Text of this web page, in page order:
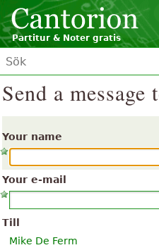
Partitur & Noter gratis
Send a
Your name
Your e-mail
Till
Mike De Ferm